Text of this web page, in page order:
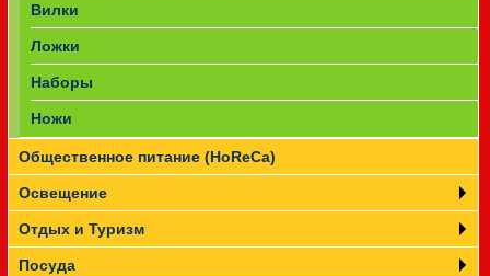
Вилки
Ложки
Наборы
Ножи
Общественное питание (HoReCa)
Освещение
Отдых и Туризм
Посуда